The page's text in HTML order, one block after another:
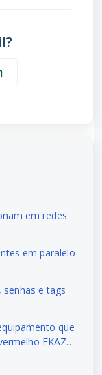
em redes
em paralelo
e tags
que
EKAZA